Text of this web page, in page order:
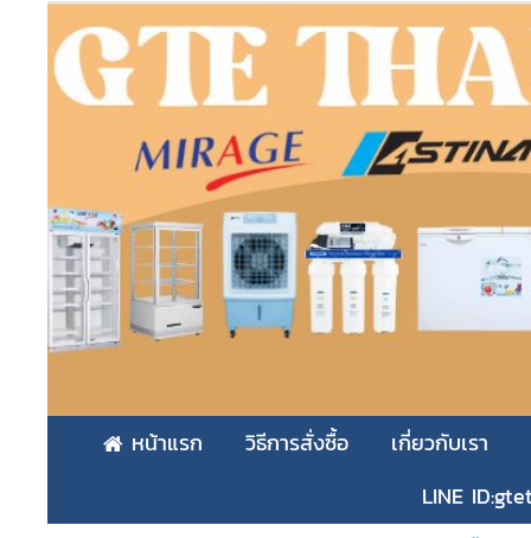
หน้าแรก วิธีการสั่งซื้อ
เกี่ยวกับเรา
LINE